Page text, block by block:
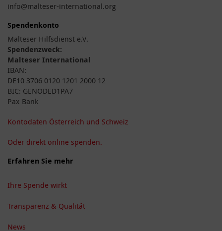
info@malteser-international.org
Spendenkonto
Malteser Hilfsdienst e.V.
Spendenzweck:
Malteser International
IBAN:
DE10 3706 0120 1201 2000 12
BIC: GENODED1PA7
Pax Bank
Kontodaten Österreich und Schweiz
Oder direkt online spenden.
Erfahren Sie mehr
Ihre Spende wirkt
Transparenz & Qualität
News